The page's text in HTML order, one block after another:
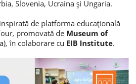
Slovenia, Ucraina și Ungaria.
de platforma educațională
promovată de Museum of
în colaborare cu EIB Institute.